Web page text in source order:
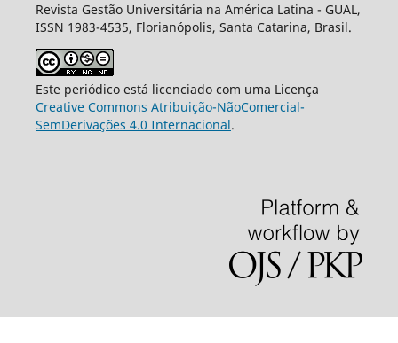
Revista Gestão Universitária na América Latina - GUAL,
ISSN 1983-4535, Florianópolis, Santa Catarina, Brasil.
Este periódico está licenciado com uma Licença
Creative Commons Atribuição-NãoComercial-
SemDerivações 4.0 Internacional.